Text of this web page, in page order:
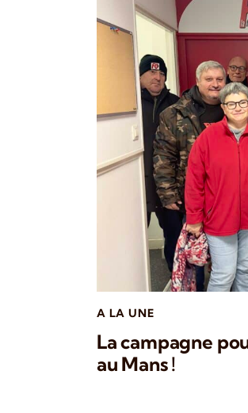
A LA UNE
La campagne
au Mans !